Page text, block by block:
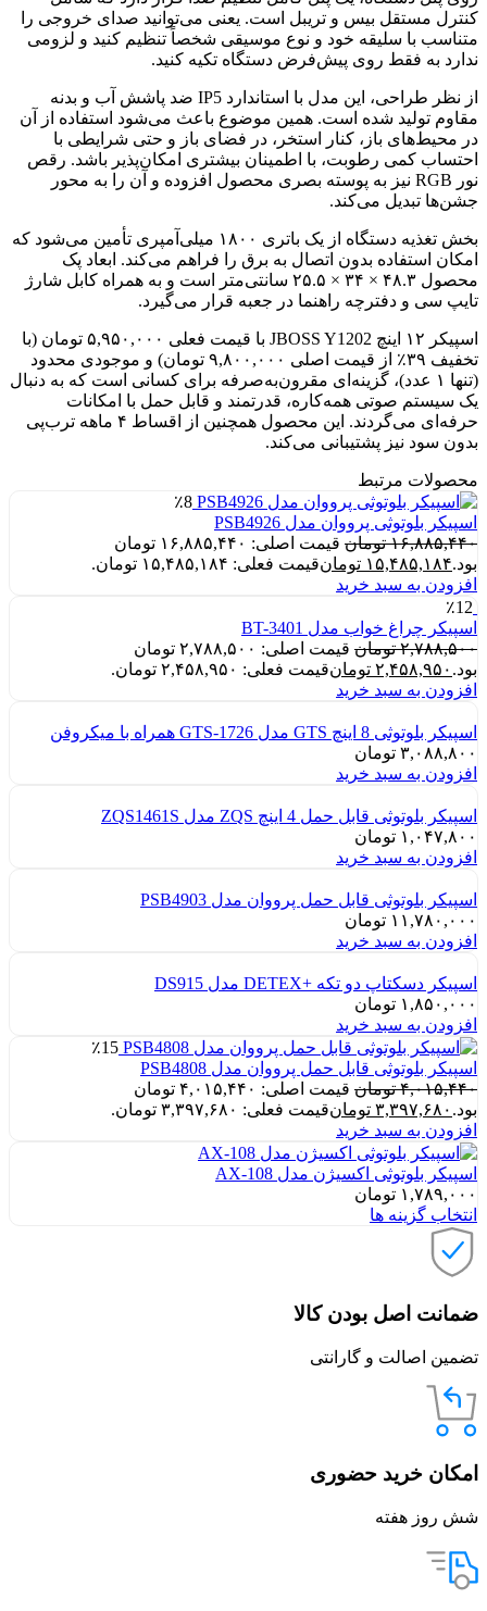
کنترل مستقل بیس و تریبل است. یعنی می‌توانید صدای خروجی را
متناسب با سلیقه خود و نوع موسیقی شخصاً تنظیم کنید و لزومی
ندارد به فقط روی پیش‌فرض دستگاه تکیه کنید.
از نظر طراحی، این مدل با استاندارد IP5 ضد پاشش آب و بدنه
مقاوم تولید شده است. همین موضوع باعث می‌شود استفاده از آن
در محیط‌های باز، کنار استخر، در فضای باز و حتی شرایطی با
احتساب کمی رطوبت، با اطمینان بیشتری امکان‌پذیر باشد. رقص
نور RGB نیز به پوسته بصری محصول افزوده و آن را به محور
جشن‌ها تبدیل می‌کند.
بخش تغذیه دستگاه از یک باتری ۱۸۰۰ میلی‌آمپری تأمین می‌شود که
امکان استفاده بدون اتصال به برق را فراهم می‌کند. ابعاد پک
محصول ۴۸.۳ × ۳۴ × ۲۵.۵ سانتی‌متر است و به همراه کابل شارژ
تایپ سی و دفترچه راهنما در جعبه قرار می‌گیرد.
اسپیکر ۱۲ اینچ JBOSS Y1202 با قیمت فعلی ۵,۹۵۰,۰۰۰ تومان (با
تخفیف ۳۹٪ از قیمت اصلی ۹,۸۰۰,۰۰۰ تومان) و موجودی محدود
(تنها ۱ عدد)، گزینه‌ای مقرون‌به‌صرفه برای کسانی است که به دنبال
یک سیستم صوتی همه‌کاره، قدرتمند و قابل حمل با امکانات
حرفه‌ای می‌گردند. این محصول همچنین از اقساط ۴ ماهه ترب‌پی
بدون سود نیز پشتیبانی می‌کند.
محصولات مرتبط
٪8
اسپیکر بلوتوثی پرووان مدل PSB4926
۱۶,۸۸۵,۴۴۰ تومان
قیمت اصلی: ۱۶,۸۸۵,۴۴۰ تومان
بود.۱۵,۴۸۵,۱۸۴ تومانقیمت فعلی: ۱۵,۴۸۵,۱۸۴ تومان.
افزودن به سبد خرید
٪12
اسپیکر چراغ خواب مدل BT-3401
۲,۷۸۸,۵۰۰ تومان
قیمت اصلی: ۲,۷۸۸,۵۰۰ تومان
بود. ۲,۴۵۸,۹۵۰ تومانقیمت فعلی: ۲,۴۵۸,۹۵۰ تومان.
افزودن به سبد خرید
اسپیکر بلوتوثی 8 اینچ GTS مدل GTS-1726 همراه با میکروفن
۳,۰۸۸,۸۰۰ تومان
افزودن به سبد خرید
اسپیکر بلوتوثی قابل حمل 4 اینچ ZQS مدل ZQS1461S
۱,۰۴۷,۸۰۰ تومان
افزودن به سبد خرید
اسپیکر بلوتوثی قابل حمل پرووان مدل PSB4903
۱۱,۷۸۰,۰۰۰ تومان
افزودن به سبد خرید
اسپیکر دسکتاپ دو تکه +DETEX مدل DS915
۱,۸۵۰,۰۰۰ تومان
افزودن به سبد خرید
٪15
اسپیکر بلوتوثی قابل حمل پرووان مدل PSB4808
۴,۰۱۵,۴۴۰ تومان
قیمت اصلی: ۴,۰۱۵,۴۴۰ تومان
بود. ۳,۳۹۷,۶۸۰ تومانقیمت فعلی: ۳,۳۹۷,۶۸۰ تومان.
افزودن به سبد خرید
اسپیکر بلوتوثی اکسیژن مدل AX-108
۱,۷۸۹,۰۰۰ تومان
انتخاب گزینه ها
ضمانت اصل بودن کالا
تضمین اصالت و گارانتی
امکان خرید حضوری
شش روز هفته